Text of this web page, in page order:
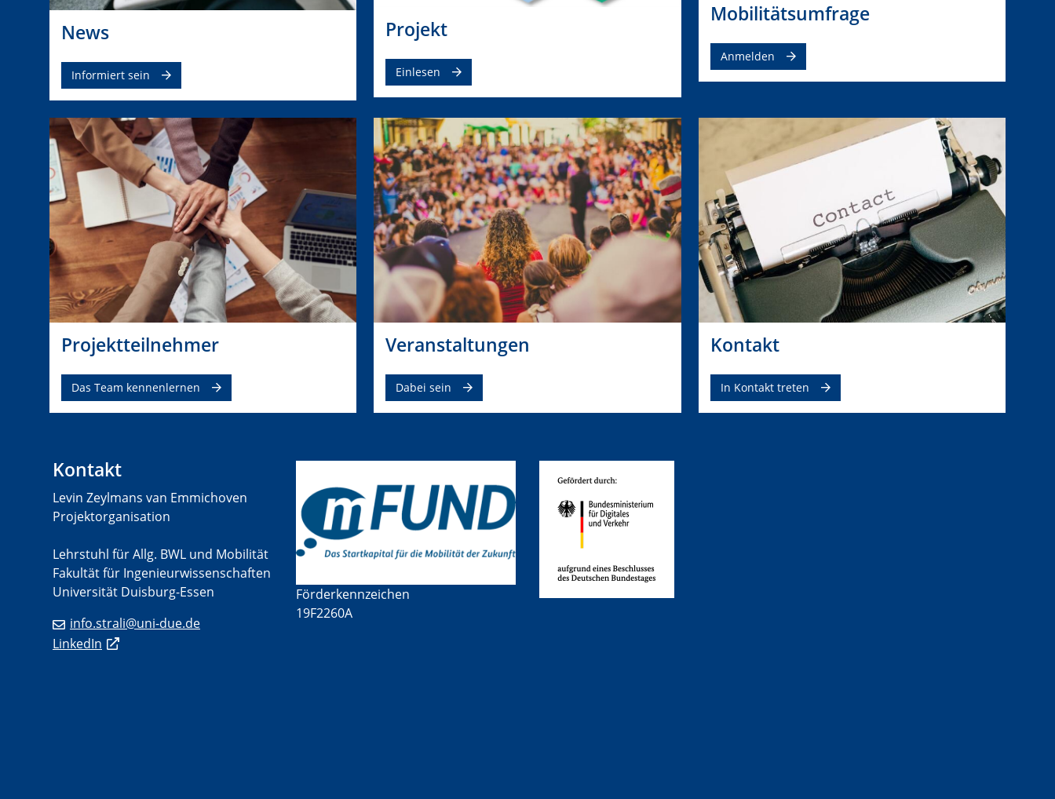
News
Informiert sein
Projekt
Einlesen
Mobilitätsumfrage
Anmelden
Projektteilnehmer
Das Team kennenlernen
Veranstaltungen
Dabei sein
Kontakt
In Kontakt treten
Kontakt
Levin Zeylmans van Emmichoven
Projektorganisation
Lehrstuhl für Allg. BWL und Mobilität
Fakultät für Ingenieurwissenschaften
Universität Duisburg-Essen
info.strali@uni-due.de​
LinkedIn
Förderkennzeichen
19F2260A